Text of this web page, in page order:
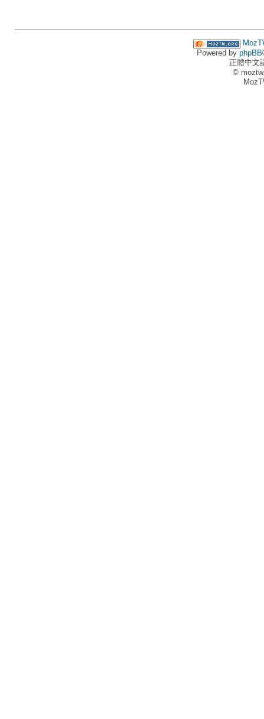
Powered by phpBB
正體中文
©